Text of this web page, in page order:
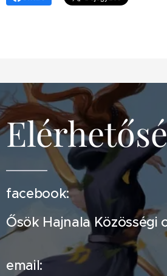
facebook:
Ősök Hajnala Közösségi
email: